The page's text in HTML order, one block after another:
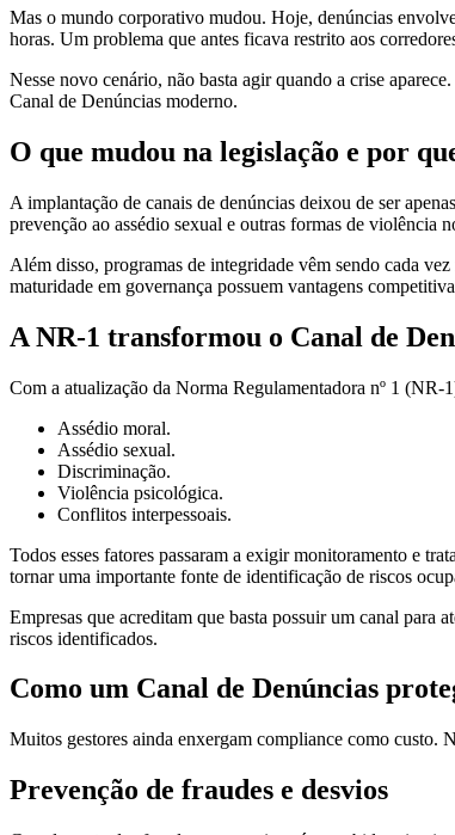
Mas o mundo corporativo mudou. Hoje, denúncias
horas. Um problema que antes ficava restrito aos
Nesse novo cenário, não basta agir quando a crise
Canal de Denúncias moderno.
O que mudou na legislação e por
A implantação de canais de denúncias deixou de ser
prevenção ao assédio sexual e outras formas de violência
Além disso, programas de integridade vêm sendo cada
maturidade em governança possuem vantagens
A NR-1 transformou o Canal de
Com a atualização da Norma Regulamentadora nº 1 (NR-
Assédio moral.
Assédio sexual.
Discriminação.
Violência psicológica.
Conflitos interpessoais.
Todos esses fatores passaram a exigir monitoramento e
tornar uma importante fonte de identificação de riscos
Empresas que acreditam que basta possuir um canal para
riscos identificados.
Como um Canal de Denúncias
Muitos gestores ainda enxergam compliance como custo.
Prevenção de fraudes e desvios